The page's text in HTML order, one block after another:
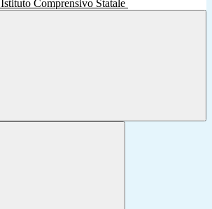
Istituto Comprensivo Statale